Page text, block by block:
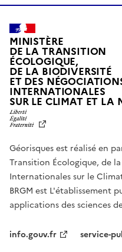
MINISTÈRE
DE LA TRANSITION
ÉCOLOGIQUE,
DE LA BIODIVERSITÉ
ET DES
INTERNATIONALES
SUR LE CLIMAT ET LA
Géorisques est réalisé en
Transition Écologique, de
Internationales sur le
BRGM est L'établissement
applications des sciences
info.gouv.fr
service-